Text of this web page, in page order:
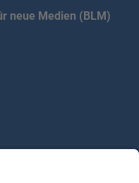
neue Medien (BLM)